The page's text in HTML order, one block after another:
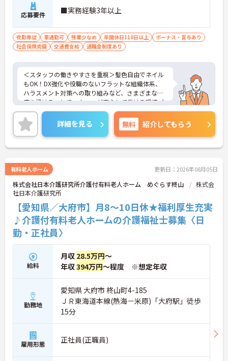
応募要件 ■実務経験3年以上
夜勤専従 車通勤可 残業少なめ 年間休日110日以上
ボーナス・賞与あり
社会保険完備
交通費支給 退職金制度あり
＜スタッフの働きやすさを重視＞髪色自由でネイル
もOK！DX強化や役職のないフラットな組織体系、
ハラスメント対策への取り組みなど、さまざまな制
度を設けることでスタッフが安心して働ける環境づ
くりに取り組まれています。
＜ライフスタイルに合わせた勤務形態＞夜勤ありの
シフト常勤、日勤専従、夜勤専従といったさまざま
な働き方が設定されている法人です。
＜チームで連携しながらのお仕事＞一人ひとりが主
野は互いで補い合うなど、チームとしてしっかりと
連携を取りながら日々の業務に努められています。
ご興味のある方には、面接対策ポイント等、さらに
詳細をお話ししますのでお気軽にご相談ください！
詳細を見る 無料 紹介してもらう
有料老人ホーム 更新日：2026年08月05日
株式会社日本介護研究所介護付有料老人ホーム めぐらす柊山
株式会
社日本介護研究所
【愛知県／大府市】月8～10日休★福利厚生充実
♪介護付有料老人ホームの介護福祉士募集〈日
勤・正社員〉
給料
月収 28.5万円～
年収394万円～程度 ※想定年収
勤務地
愛知県 大府市 柊山町4-185
ＪＲ東海道本線(熱海－米原)「大府駅」徒歩
15分
雇用形態 正社員(正職員)